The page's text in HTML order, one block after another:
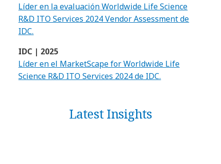
Líder en la evaluación Worldwide Life Science
R&D ITO Services 2024 Vendor Assessment de
IDC.
IDC | 2025
Líder en el MarketScape for Worldwide Life
Science R&D ITO Services 2024 de IDC.
Latest Insights